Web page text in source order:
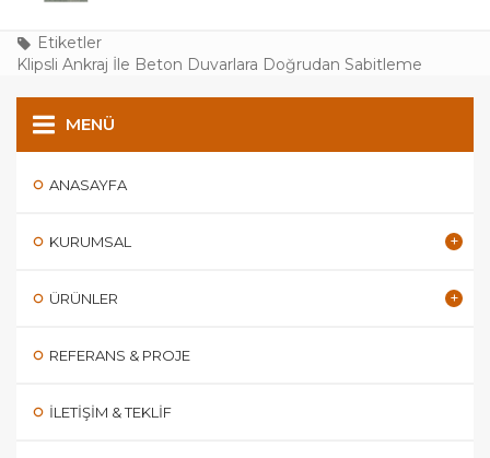
Etiketler
Klipsli Ankraj İle Beton Duvarlara Doğrudan Sabitleme
MENÜ
ANASAYFA
KURUMSAL
ÜRÜNLER
REFERANS & PROJE
İLETIŞIM & TEKLIF